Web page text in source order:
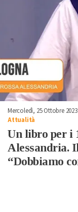
Mercoledì, 25 Ottobre 2023
Attualità
Un libro per i
Alessandria.
“Dobbiamo